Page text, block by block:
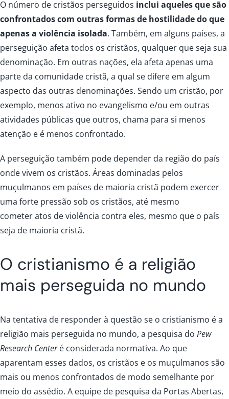
O número de cristãos perseguidos inclui aqueles que são
confrontados com outras formas de hostilidade do que
apenas a violência isolada. Também, em alguns países, a
perseguição afeta todos os cristãos, qualquer que seja sua
denominação. Em outras nações, ela afeta apenas uma
parte da comunidade cristã, a qual se difere em algum
aspecto das outras denominações. Sendo um cristão, por
exemplo, menos ativo no evangelismo e/ou em outras
atividades públicas que outros, chama para si menos
atenção e é menos confrontado.
A perseguição também pode depender da região do país
onde vivem os cristãos. Áreas dominadas pelos
muçulmanos em países de maioria cristã podem exercer
uma forte pressão sob os cristãos, até mesmo
cometer atos de violência contra eles, mesmo que o país
seja de maioria cristã.
O cristianismo é a religião
mais perseguida no mundo
Na tentativa de responder à questão se o cristianismo é a
religião mais perseguida no mundo, a pesquisa do Pew
Research Centeré considerada normativa. Ao que
aparentam esses dados, os cristãos e os muçulmanos são
mais ou menos confrontados de modo semelhante por
meio do assédio. A equipe de pesquisa da Portas Abertas,